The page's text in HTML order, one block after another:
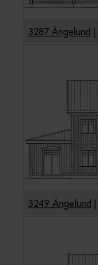
3287 Ängelund |
3249 Ängelund |